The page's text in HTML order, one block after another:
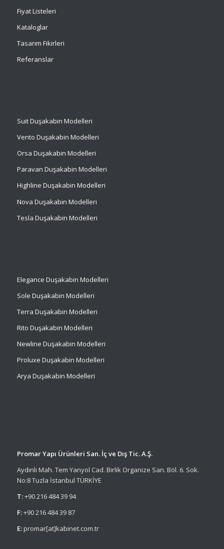
Fiyat Listeleri
Kataloglar
Tasarım Fikirleri
Referanslar
SuitDuşakabin Modelleri
Vento Duşakabin Modelleri
Orsa Duşakabin Modelleri
Paravan Duşakabin Modelleri
Highline Duşakabin Modelleri
Nova Duşakabin Modelleri
Tesla Duşakabin Modelleri
Elegance Duşakabin Modelleri
Sole Duşakabin Modelleri
Terra Duşakabin Modelleri
Rito Duşakabin Modelleri
Newline Duşakabin Modelleri
Proluxe Duşakabin Modelleri
Arya Duşakabin Modelleri
Promar Yapı Ürünleri San. İç ve Dış Tic. A.Ş.
Aydınlı Mah. Tem Yanyol Cad. Birlik Organize San. Böl. 6. Sok.
No:8 Tuzla İstanbul TÜRKİYE
T:+90 216 484 39 94
F:+90 216 484 39 87
E:promar[at]kabinet.com.tr